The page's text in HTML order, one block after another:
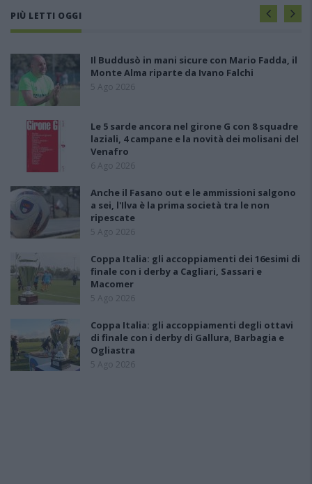
PIÙ LETTI OGGI
Il Buddusò in mani sicure con Mario Fadda, il
Monte Alma riparte da Ivano Falchi
5 Ago 2026
Le 5 sarde ancora nel girone G con 8 squadre
laziali, 4 campane e la novità dei molisani del
Venafro
6 Ago 2026
Anche il Fasano out e le ammissioni salgono
a sei, l'Ilva è la prima società tra le non
ripescate
5 Ago 2026
Coppa Italia: gli accoppiamenti dei 16esimi di
finale con i derby a Cagliari, Sassari e
Macomer
5 Ago 2026
Coppa Italia: gli accoppiamenti degli ottavi
di finale con i derby di Gallura, Barbagia e
Ogliastra
5 Ago 2026